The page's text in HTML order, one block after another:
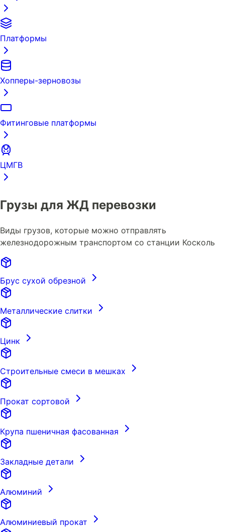
Платформы
Хопперы-зерновозы
Фитинговые платформы
ЦМГВ
Грузы для ЖД перевозки
Виды грузов, которые можно отправлять
железнодорожным транспортом со станции Коскoль
Брус сухой обрезной
Металлические слитки
Цинк
Строительные смеси в мешках
Прокат сортовой
Крупа пшеничная фасованная
Закладные детали
Алюминий
Алюминиевый прокат